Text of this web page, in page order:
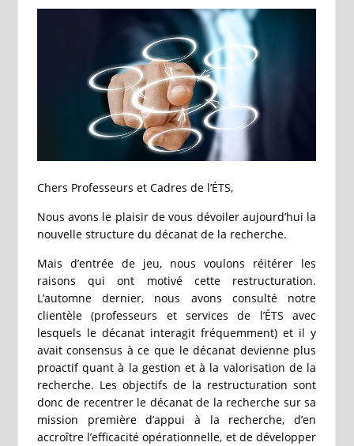
Chers Professeurs et Cadres de l’ÉTS,
Nous avons le plaisir de vous dévoiler aujourd’hui la
nouvelle structure du décanat de la recherche.
Mais d’entrée de jeu, nous voulons réitérer les
raisons qui ont motivé cette restructuration.
L’automne dernier, nous avons consulté notre
clientèle (professeurs et services de l’ÉTS avec
lesquels le décanat interagit fréquemment) et il y
avait consensus à ce que le décanat devienne plus
proactif quant à la gestion et à la valorisation de la
recherche. Les objectifs de la restructuration sont
donc de recentrer le décanat de la recherche sur sa
mission première d’appui à la recherche, d’en
accroître l’efficacité opérationnelle, et de développer